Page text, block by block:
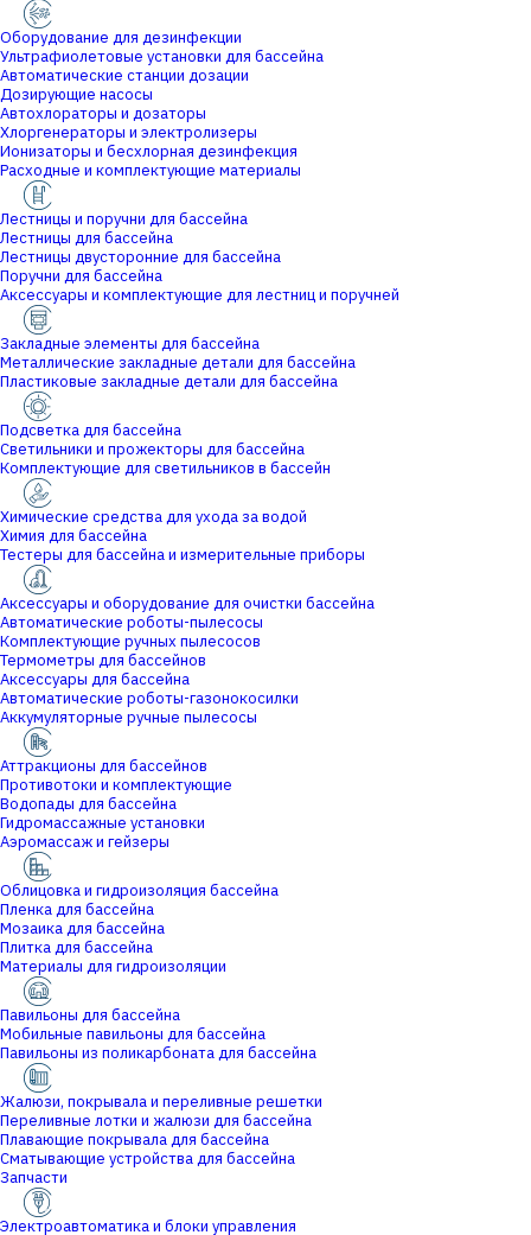
Оборудование для дезинфекции
Ультрафиолетовые установки для бассейна
Автоматические станции дозации
Дозирующие насосы
Автохлораторы и дозаторы
Хлоргенераторы и электролизеры
Ионизаторы и бесхлорная дезинфекция
Расходные и комплектующие материалы
Лестницы и поручни для бассейна
Лестницы для бассейна
Лестницы двусторонние для бассейна
Поручни для бассейна
Аксессуары и комплектующие для лестниц и поручней
Закладные элементы для бассейна
Металлические закладные детали для бассейна
Пластиковые закладные детали для бассейна
Подсветка для бассейна
Светильники и прожекторы для бассейна
Комплектующие для светильников в бассейн
Химические средства для ухода за водой
Химия для бассейна
Тестеры для бассейна и измерительные приборы
Аксессуары и оборудование для очистки бассейна
Автоматические роботы-пылесосы
Комплектующие ручных пылесосов
Термометры для бассейнов
Аксессуары для бассейна
Автоматические роботы-газонокосилки
Аккумуляторные ручные пылесосы
Аттракционы для бассейнов
Противотоки и комплектующие
Водопады для бассейна
Гидромассажные установки
Аэромассаж и гейзеры
Облицовка и гидроизоляция бассейна
Пленка для бассейна
Мозаика для бассейна
Плитка для бассейна
Материалы для гидроизоляции
Павильоны для бассейна
Мобильные павильоны для бассейна
Павильоны из поликарбоната для бассейна
Жалюзи, покрывала и переливные решетки
Переливные лотки и жалюзи для бассейна
Плавающие покрывала для бассейна
Сматывающие устройства для бассейна
Запчасти
Электроавтоматика и блоки управления